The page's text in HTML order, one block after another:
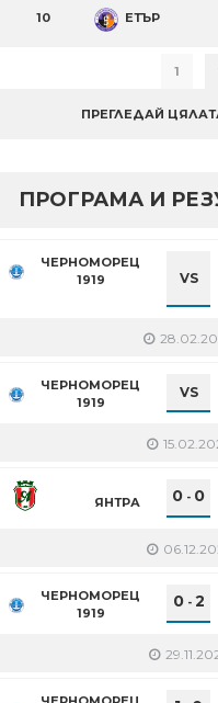
10 ЕТЪР
1
ПРЕГЛЕДАЙ
ПРОГРАМА И
ЧЕРНОМОРЕЦ
1919
VS
ЧЕРНОМОРЕЦ
1919
VS
ЯНТРА 0 - 0
ЧЕРНОМОРЕЦ
1919
0- 2